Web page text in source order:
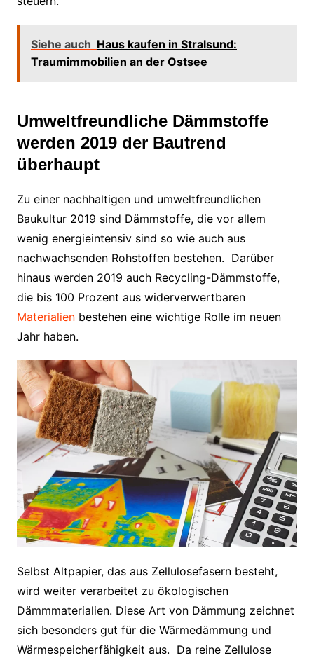
Siehe auch Haus kaufen in Stralsund:
Traumimmobilien an der Ostsee
Umweltfreundliche Dämmstoffe
werden 2019 der Bautrend
überhaupt
Zu einer nachhaltigen und umweltfreundlichen
Baukultur 2019 sind Dämmstoffe, die vor allem
wenig energieintensiv sind so wie auch aus
nachwachsenden Rohstoffen bestehen. Darüber
hinaus werden 2019 auch Recycling-Dämmstoffe,
die bis 100 Prozent aus widerverwertbaren
Materialienbestehen eine wichtige Rolle im neuen
Jahr haben.
Selbst Altpapier, das aus Zellulosefasern besteht,
wird weiter verarbeitet zu ökologischen
Dämmmaterialien. Diese Art von Dämmung zeichnet
sich besonders gut für die Wärmedämmung und
Wärmespeicherfähigkeit aus. Da reine Zellulose